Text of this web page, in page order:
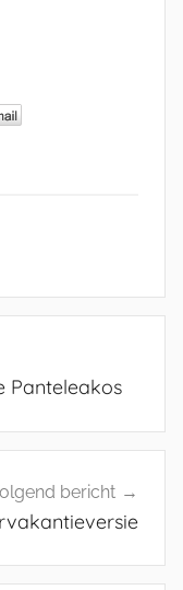
Panteleakos
bericht